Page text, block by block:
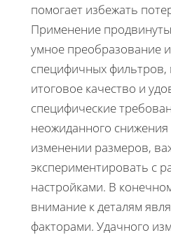
помогает избежать
Применение
умное преобразование
специфичных
итоговое качество и
специфические
неожиданного снижения
изменении размеров,
экспериментировать с
настройками. В
внимание к деталям
факторами. Удачного